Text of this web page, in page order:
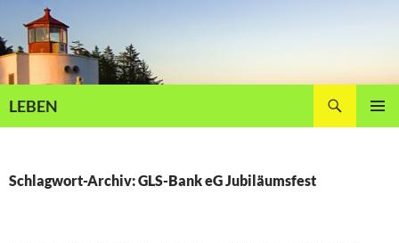
Inhalt
springen
LEBEN
Schlagwort-Archiv: GLS-Bank eG Jubiläumsfest